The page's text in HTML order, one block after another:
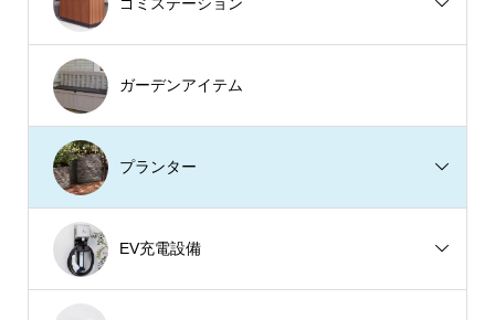
ゴミステーション
ガーデンアイテム
プランター
EV充電設備